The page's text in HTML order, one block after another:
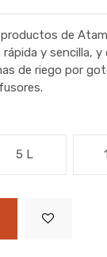
de
y sencilla,
de riego por
5 L